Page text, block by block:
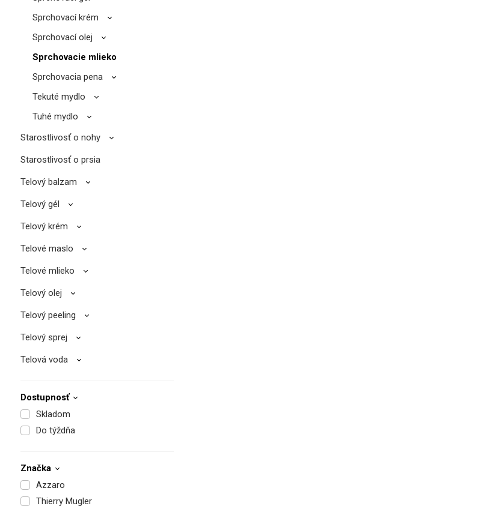
Sprchovací krém
Sprchovací olej
Sprchovacie mlieko
Sprchovacia pena
Tekuté mydlo
Tuhé mydlo
Starostlivosť o nohy
Starostlivosť o prsia
Telový balzam
Telový gél
Telový krém
Telové maslo
Telové mlieko
Telový olej
Telový peeling
Telový sprej
Telová voda
Dostupnosť
Skladom
Do týždňa
Značka
Azzaro
Thierry Mugler